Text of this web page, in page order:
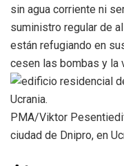
sin agua corriente ni
suministro regular de
están refugiando en
cesen las bombas y la
PMA/Viktor
ciudad de Dnipro, en